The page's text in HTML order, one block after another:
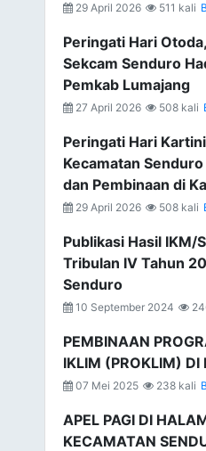
29 April 2026 511 kali
Peringati Hari
Sekcam Senduro
Pemkab Lumajang
27 April 2026 508 kali
Peringati Hari
Kecamatan
dan Pembinaan di
29 April 2026 508 kali
Publikasi Hasil IKM/
Tribulan IV Tahun
Senduro
10 September 2024
PEMBINAAN
IKLIM (PROKLIM) DI
07 Mei 2025 238 kali
APEL PAGI DI
KECAMATAN